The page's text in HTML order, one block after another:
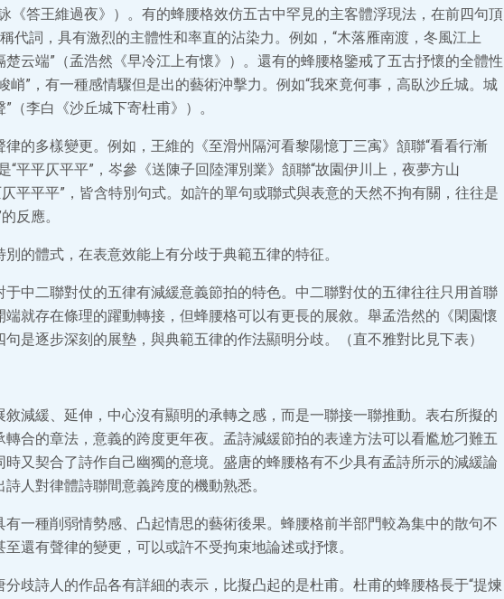
《答王維過夜》）。有的蜂腰格效仿五古中罕見的主客體浮現法，在前四句頂
人稱代詞，具有激烈的主體性和率直的沾染力。例如，“木落雁南渡，冬風江上
云端”（孟浩然《早冷江上有懷》）。還有的蜂腰格鑒戒了五古抒懷的全體性
峭”，有一種感情驟但是出的藝術沖擊力。例如“我來竟何事，高臥沙丘城。城
（李白《沙丘城下寄杜甫》）。
律的多樣變更。例如，王維的《至滑州隔河看黎陽憶丁三㝢》頷聯“看看行漸
“平平仄平平”，岑參《送陳子回陸渾別業》頷聯“故園伊川上，夜夢方山
平平平”，皆含特別句式。如許的單句或聯式與表意的天然不拘有關，往往是
反應。
的體式，在表意效能上有分歧于典範五律的特征。
于中二聯對仗的五律有減緩意義節拍的特色。中二聯對仗的五律往往只用首聯
端就存在條理的躍動轉接，但蜂腰格可以有更長的展敘。舉孟浩然的《閑園懷
是逐步深刻的展墊，與典範五律的作法顯明分歧。（直不雅對比見下表）
敘減緩、延伸，中心沒有顯明的承轉之感，而是一聯接一聯推動。表右所擬的
合的章法，意義的跨度更年夜。孟詩減緩節拍的表達方法可以看尷尬刁難五
又契合了詩作自己幽獨的意境。盛唐的蜂腰格有不少具有孟詩所示的減緩論
人對律體詩聯間意義跨度的機動熟悉。
有一種削弱情勢感、凸起情思的藝術後果。蜂腰格前半部門較為集中的散句不
還有聲律的變更，可以或許不受拘束地論述或抒懷。
分歧詩人的作品各有詳細的表示，比擬凸起的是杜甫。杜甫的蜂腰格長于“提煉